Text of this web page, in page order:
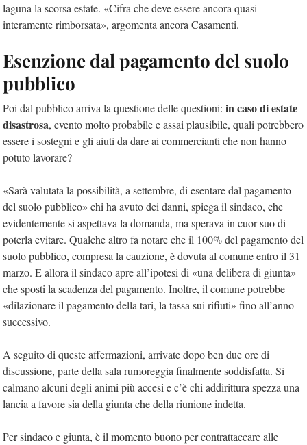
laguna la scorsa estate. «Cifra che deve essere ancora quasi
interamente rimborsata», argomenta ancora Casamenti.
Esenzione dal pagamento del suolo
pubblico
Poi dal pubblico arriva la questione delle questioni: in caso di estate
disastrosa, evento molto probabile e assai plausibile, quali potrebbero
essere i sostegni e gli aiuti da dare ai commercianti che non hanno
potuto lavorare?
«Sarà valutata la possibilità, a settembre, di esentare dal pagamento
del suolo pubblico» chi ha avuto dei danni, spiega il sindaco, che
evidentemente si aspettava la domanda, ma sperava in cuor suo di
poterla evitare. Qualche altro fa notare che il 100% del pagamento del
suolo pubblico, compresa la cauzione, è dovuta al comune entro il 31
marzo. E allora il sindaco apre all’ipotesi di «una delibera di giunta»
che sposti la scadenza del pagamento. Inoltre, il comune potrebbe
«dilazionare il pagamento della tari, la tassa sui rifiuti» fino all’anno
successivo.
A seguito di queste affermazioni, arrivate dopo ben due ore di
discussione, parte della sala rumoreggia finalmente soddisfatta. Si
calmano alcuni degli animi più accesi e c’è chi addirittura spezza una
lancia a favore sia della giunta che della riunione indetta.
Per sindaco e giunta, è il momento buono per contrattaccare alle